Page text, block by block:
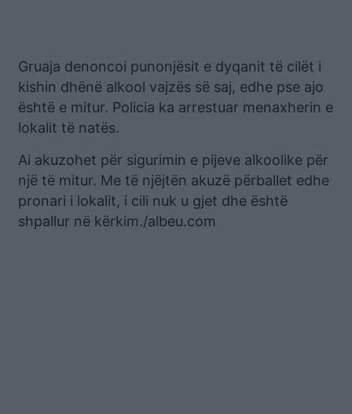
Gruaja denoncoi punonjësit e dyqanit të cilët i
kishin dhënë alkool vajzës së saj, edhe pse ajo
është e mitur. Policia ka arrestuar menaxherin e
lokalit të natës.
Ai akuzohet për sigurimin e pijeve alkoolike për
një të mitur. Me të njëjtën akuzë përballet edhe
pronari i lokalit, i cili nuk u gjet dhe është
shpallur në kërkim./albeu.com